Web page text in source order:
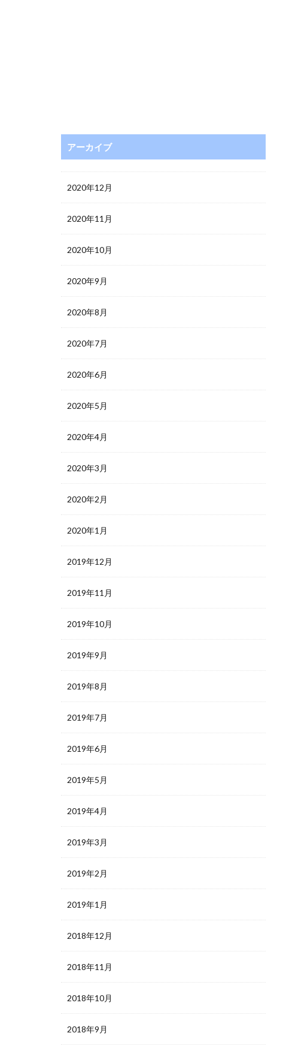
アーカイブ
2020年12月
2020年11月
2020年10月
2020年9月
2020年8月
2020年7月
2020年6月
2020年5月
2020年4月
2020年3月
2020年2月
2020年1月
2019年12月
2019年11月
2019年10月
2019年9月
2019年8月
2019年7月
2019年6月
2019年5月
2019年4月
2019年3月
2019年2月
2019年1月
2018年12月
2018年11月
2018年10月
2018年9月